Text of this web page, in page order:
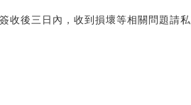
收後三日內，收到損壞等相關問題請